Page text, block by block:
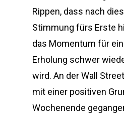
Rippen, dass nach
Stimmung fürs Erste
das Momentum für
Erholung schwer
wird. An der Wall
mit einer positiven
Wochenende